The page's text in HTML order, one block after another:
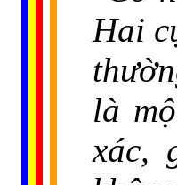
Hai
là
xác,